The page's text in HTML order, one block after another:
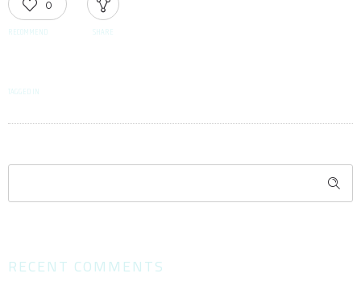
0
RECOMMEND SHARE
TAGGED IN
RECENT COMMENTS